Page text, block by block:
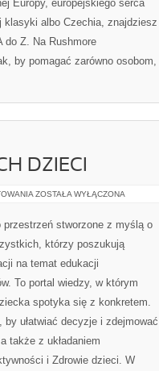
Europy, europejskiego serca
klasyki albo Czechia, znajdziesz
do Z. Na Rushmore
by pomagać zarówno osobom,
DZIECI
ŻYWIENIE
MAŁYCH
DZIECI
ZOSTAŁA WYŁĄCZONA
przestrzeń stworzone z myślą o
którzy poszukują
na temat edukacji
To portal wiedzy, w którym
spotyka się z konkretem.
by ułatwiać decyzje i zdejmować
także z układaniem
i Zdrowie dzieci. W